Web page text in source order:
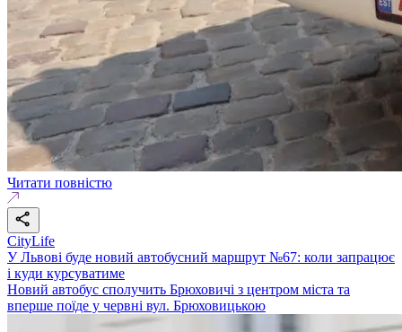
Читати повністю
CityLife
У Львові буде новий автобусний маршрут №67: коли запрацює
і куди курсуватиме
Новий автобус сполучить Брюховичі з центром міста та
вперше поїде у червні вул. Брюховицькою